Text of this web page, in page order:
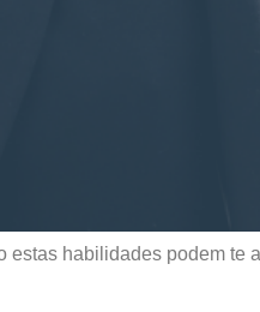
habilidades podem te